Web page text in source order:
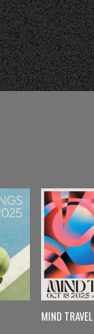
MIND TRAVEL